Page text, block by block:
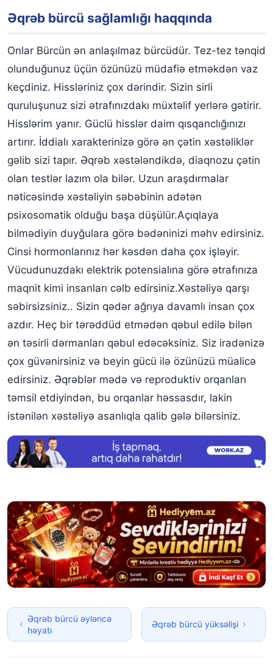
Əqrəb bürcü sağlamlığı haqqında
Onlar Bürcün ən anlaşılmaz bürcüdür. Tez-tez tənqid
olunduğunuz üçün özünüzü müdafiə etməkdən vaz
keçdiniz. Hissləriniz çox dərindir. Sizin sirli
quruluşunuz sizi ətrafınızdakı müxtəlif yerlərə gətirir.
Hisslərim yanır. Güclü hisslər daim qısqanclığınızı
artırır. İddialı xarakterinizə görə ən çətin xəstəliklər
gəlib sizi tapır. Əqrəb xəstələndikdə, diaqnozu çətin
olan testlər lazım ola bilər. Uzun araşdırmalar
nəticəsində xəstəliyin səbəbinin adətən
psixosomatik olduğu başa düşülür.Açıqlaya
bilmədiyin duyğulara görə bədəninizi məhv edirsiniz.
Cinsi hormonlarınız hər kəsdən daha çox işləyir.
Vücudunuzdakı elektrik potensialına görə ətrafınıza
maqnit kimi insanları cəlb edirsiniz.Xəstəliyə qarşı
səbirsizsiniz.. Sizin qədər ağrıya davamlı insan çox
azdır. Heç bir tərəddüd etmədən qəbul edilə bilən
ən təsirli dərmanları qəbul edəcəksiniz. Siz iradənizə
çox güvənirsiniz və beyin gücü ilə özünüzü müalicə
edirsiniz. Əqrəblər mədə və reproduktiv orqanları
təmsil etdiyindən, bu orqanlar həssasdır, lakin
istənilən xəstəliyə asanlıqla qalib gələ bilərsiniz.
Əqrəb bürcü əyləncə
həyatı
Əqrəb bürcü yüksəlişi